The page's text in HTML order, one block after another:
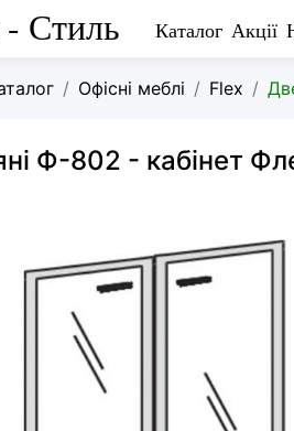
Стиль Каталог Акції
Офісні меблі Flex
Ф-802 - кабінет